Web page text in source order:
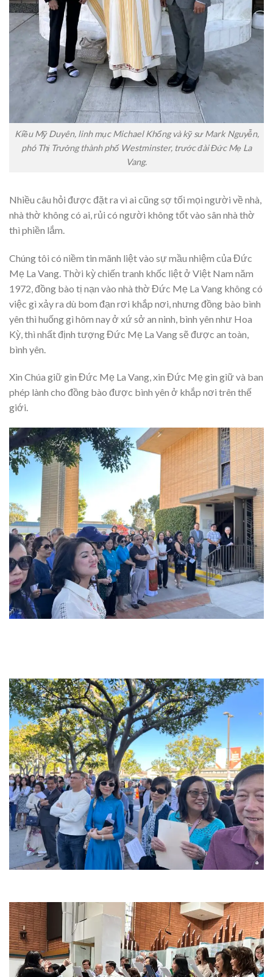
Kiều Mỹ Duyên, linh mục Michael Khổng và kỹ sư Mark Nguyễn,
phó Thị Trưởng thành phố Westminster, trước đài Đức Mẹ La
Vang.
Nhiều câu hỏi được đặt ra vì ai cũng sợ tối mọi người về nhà,
nhà thờ không có ai, rủi có người không tốt vào sân nhà thờ
thì phiền lắm.
Chúng tôi có niềm tin mãnh liệt vào sự mầu nhiệm của Đức
Mẹ La Vang. Thời kỳ chiến tranh khốc liệt ở Việt Nam năm
1972, đồng bào tị nạn vào nhà thờ Đức Mẹ La Vang không có
việc gì xảy ra dù bom đạn rơi khắp nơi, nhưng đồng bào bình
yên thì huống gì hôm nay ở xứ sở an ninh, bình yên như Hoa
Kỳ, thì nhất định tượng Đức Mẹ La Vang sẽ được an toàn,
bình yên.
Xin Chúa giữ gìn Đức Mẹ La Vang, xin Đức Mẹ gìn giữ và ban
phép lành cho đồng bào được bình yên ở khắp nơi trên thế
giới.